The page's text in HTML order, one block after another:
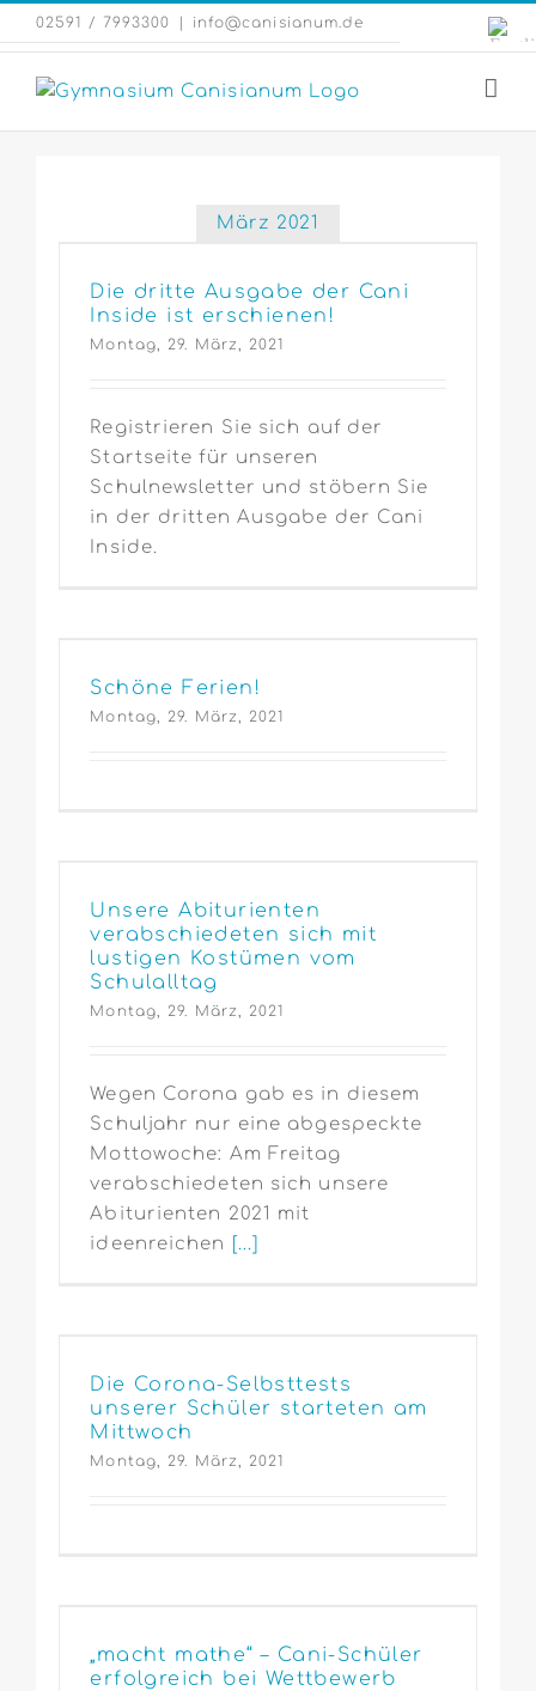
Zum
Inhalt
springen
02591 / 7993300 info@canisianum.de
März 2021
Die dritte Ausgabe der Cani
Inside ist erschienen!
Montag, 29. März, 2021
Registrieren Sie sich auf der
Startseite für unseren
Schulnewsletter und stöbern Sie
in der dritten Ausgabe der Cani
Inside.
Schöne Ferien!
Montag, 29. März, 2021
Unsere Abiturienten
verabschiedeten sich mit
lustigen Kostümen vom
Schulalltag
Montag, 29. März, 2021
Wegen Corona gab es in diesem
Schuljahr nur eine abgespeckte
Mottowoche: Am Freitag
verabschiedeten sich unsere
Abiturienten 2021 mit
ideenreichen [...]
Die Corona-Selbsttests
unserer Schüler starteten am
Mittwoch
Montag, 29. März, 2021
„macht mathe“ – Cani-Schüler
erfolgreich bei Wettbewerb